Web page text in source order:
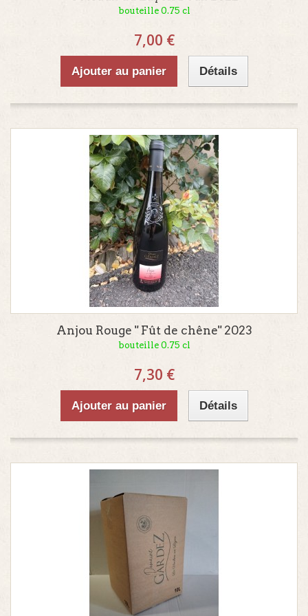
bouteille 0.75 cl
7,00 €
Ajouter au panier Détails
Anjou Rouge " Fût de chêne" 2023
bouteille 0.75 cl
7,30 €
Ajouter au panier Détails